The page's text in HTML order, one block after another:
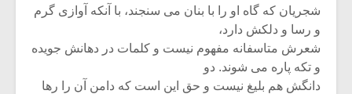
‫شجریان که گاه او را با بنان می سنجند‪ ،‬با آنکه آوازی گرم
و رسا و دلکش دارد‪،‬‬
‫شعرش متاسفانه مفهوم نیست و کلمات در دهانش جویده
و تکه پاره می شوند‪ .‬دو‬
‫دانگش هم بلیغ نیست و حق این است که دامن آن را رها